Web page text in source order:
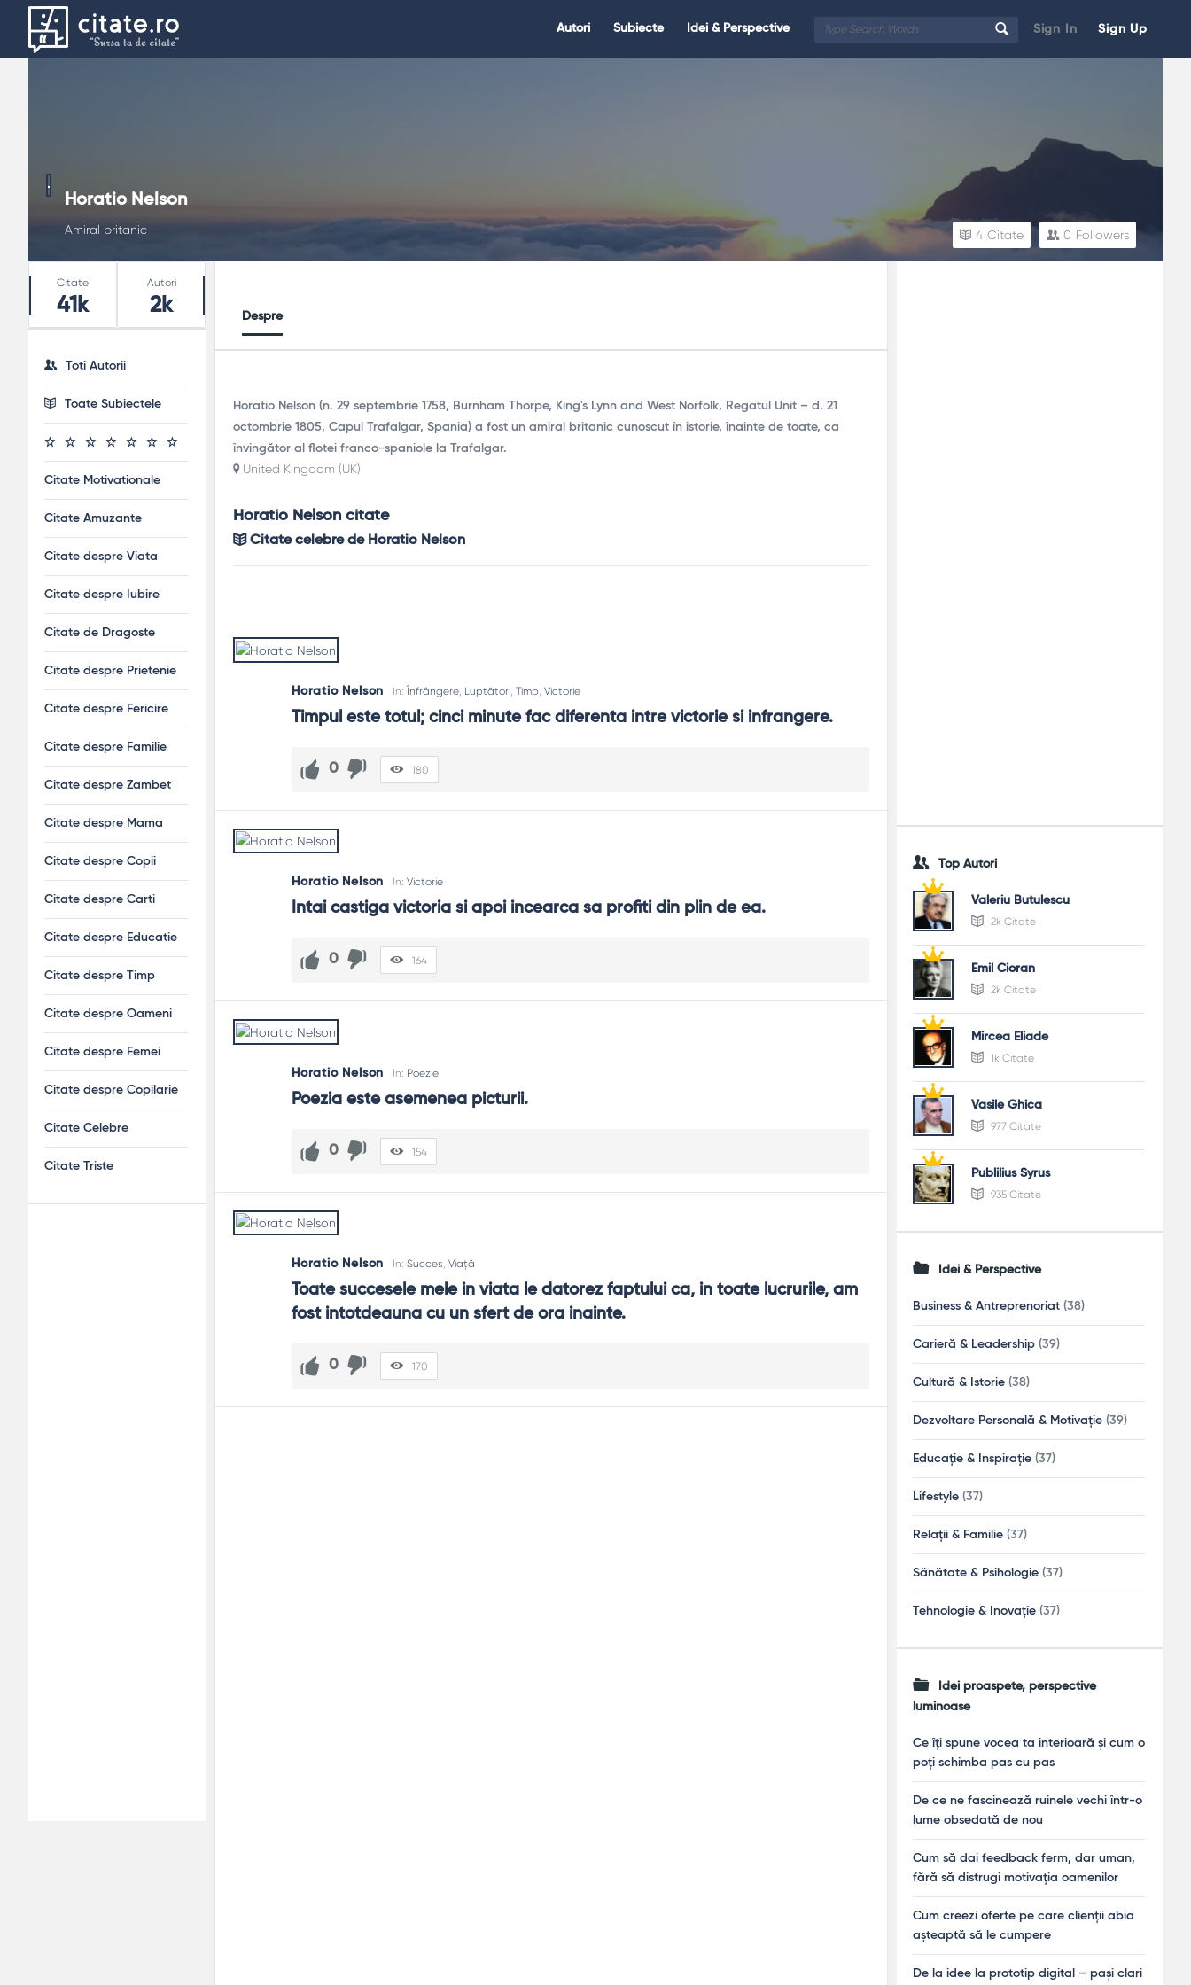
Sign In Sign Up
Citate.ro
Autori Subiecte Idei & Perspective
Horatio Nelson
Amiral britanic 0 Followers
4 Citate
Despre
Horatio Nelson (n. 29 septembrie 1758, Burnham Thorpe​, King's Lynn and West Norfolk, Regatul Unit – d. 21
octombrie 1805, Capul Trafalgar, Spania) a fost un amiral britanic cunoscut în istorie, înainte de toate, ca
învingător al flotei franco-spaniole la Trafalgar.
United Kingdom (UK)
Horatio Nelson citate
Citate celebre de Horatio Nelson
Horatio Nelson In:Înfrângere Luptători ,Timp ,Victorie
Timpul este totul; cinci minute fac diferenta intre victorie si infrangere.
0 180
Horatio Nelson In:Victorie
Intai castiga victoria si apoi incearca sa profiti din plin de ea.
0 164
Horatio Nelson In: Poezie
Poezia este asemenea picturii.
0 154
Horatio Nelson In:Succes,Viață
Toate succesele mele in viata le datorez faptului ca, in toate lucrurile, am
fost intotdeauna cu un sfert de ora inainte.
0 170
Top Autori
Valeriu Butulescu
2k Citate
Emil Cioran
2k Citate
Mircea Eliade
1k Citate
Vasile Ghica
977 Citate
Publilius Syrus
935 Citate
Idei & Perspective
Business & Antreprenoriat (38)
Carieră & Leadership (39)
Cultură & Istorie (38)
Dezvoltare Personală & Motivație (39)
Educație & Inspirație (37)
Lifestyle (37)
Relații & Familie (37)
Sănătate & Psihologie (37)
Tehnologie & Inovație (37)
Idei proaspete, perspective
luminoase
Ce îți spune vocea ta interioară și cum o
poți schimba pas cu pas
De ce ne fascinează ruinele vechi într-o
lume obsedată de nou
Cum să dai feedback ferm, dar uman,
fără să distrugi motivația oamenilor
Cum creezi oferte pe care clienții abia
așteaptă să le cumpere
De la idee la prototip digital – pași clari
Stats
Citate
41k
Autori
2k
Toti Autorii
Toate Subiectele
Citate Motivationale
Citate Amuzante
Citate despre Viata
Citate despre Iubire
Citate de Dragoste
Citate despre Prietenie
Citate despre Fericire
Citate despre Familie
Citate despre Zambet
Citate despre Mama
Citate despre Copii
Citate despre Carti
Citate despre Educatie
Citate despre Timp
Citate despre Oameni
Citate despre Femei
Citate despre Copilarie
Citate Celebre
Citate Triste